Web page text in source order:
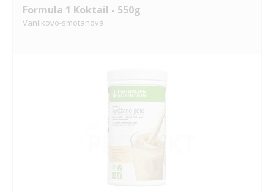
Formula 1 Koktail - 550g
Vanilkovo-smotanová